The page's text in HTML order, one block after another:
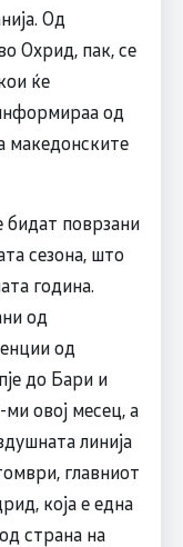
Од
Охрид, пак, се
ќе
од
македонските
поврзани
сезона, што
година.
од
од
до Бари и
овој месец, а
линија
главниот
која е една
страна на